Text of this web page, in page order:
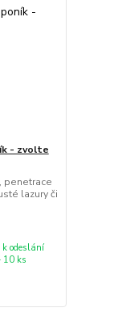
- zvolte
penetrace
lazury či
k odeslání
10 ks